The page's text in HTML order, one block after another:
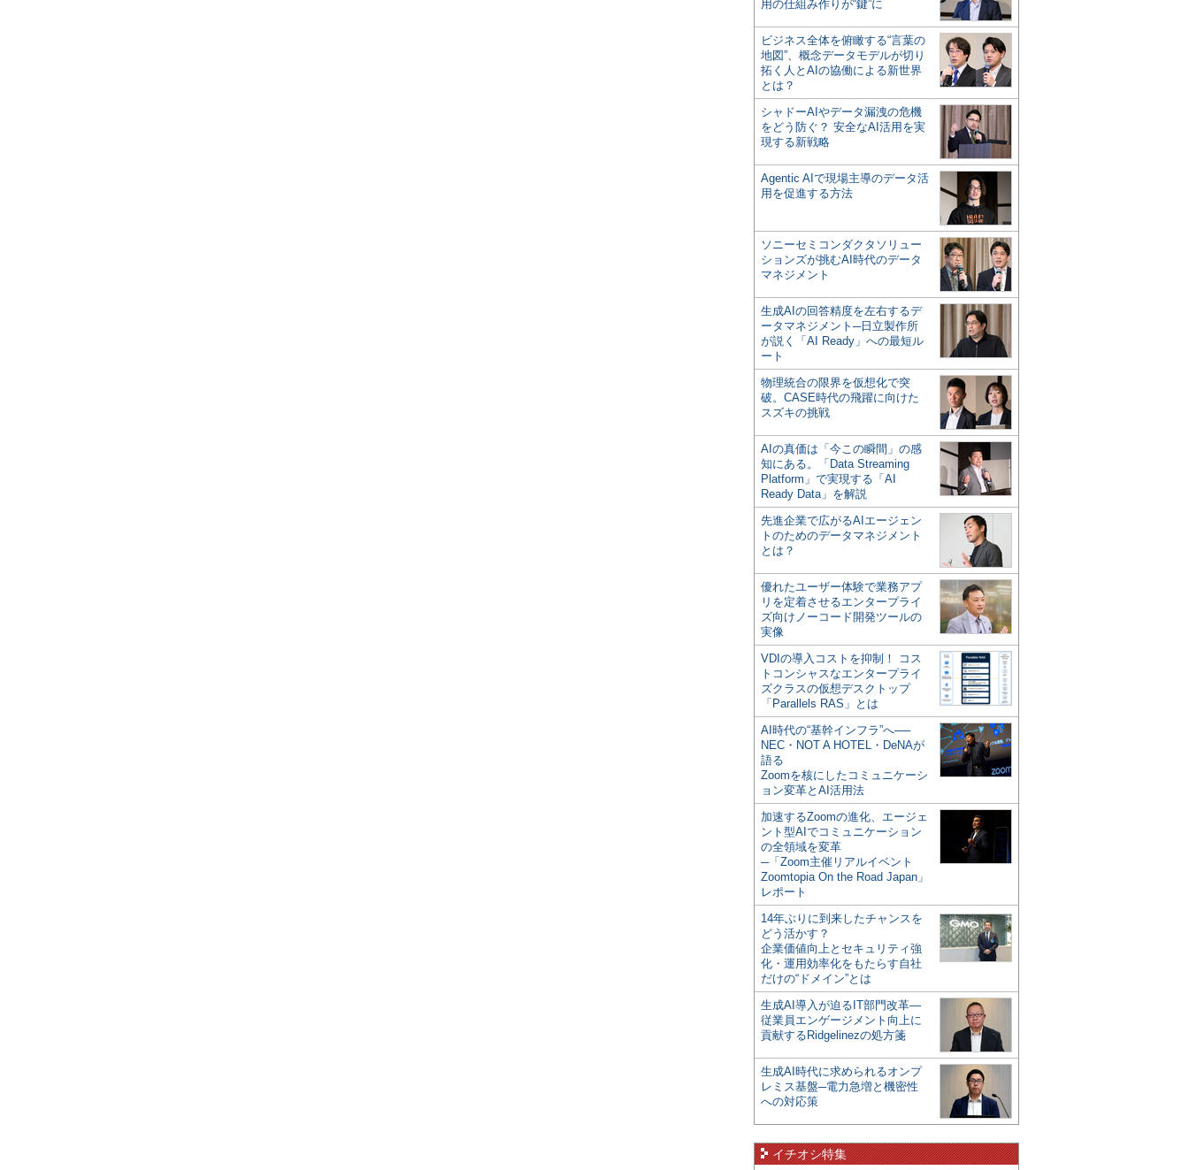
用の仕組み作りが“鍵”に
ビジネス全体を俯瞰する“言葉の
地図”、概念データモデルが切り
拓く人とAIの協働による新世界
とは？
シャドーAIやデータ漏洩の危機
をどう防ぐ？ 安全なAI活用を実
現する新戦略
Agentic AIで現場主導のデータ活
用を促進する方法
ソニーセミコンダクタソリュー
ションズが挑むAI時代のデータ
マネジメント
生成AIの回答精度を左右するデ
ータマネジメント─日立製作所
が説く「AI Ready」への最短ル
ート
物理統合の限界を仮想化で突
破。CASE時代の飛躍に向けた
スズキの挑戦
AIの真価は「今この瞬間」の感
知にある。「Data Streaming
Platform」で実現する「AI
Ready Data」を解説
先進企業で広がるAIエージェン
トのためのデータマネジメント
とは？
優れたユーザー体験で業務アプ
リを定着させるエンタープライ
ズ向けノーコード開発ツールの
実像
VDIの導入コストを抑制！ コス
トコンシャスなエンタープライ
ズクラスの仮想デスクトップ
「Parallels RAS」とは
AI時代の“基幹インフラ”へ──
NEC・NOT A HOTEL・DeNAが
語る
Zoomを核にしたコミュニケーシ
ョン変革とAI活用法
加速するZoomの進化、エージェ
ント型AIでコミュニケーション
の全領域を変革
─「Zoom主催リアルイベント
Zoomtopia On the Road Japan」
レポート
14年ぶりに到来したチャンスを
どう活かす？
企業価値向上とセキュリティ強
化・運用効率化をもたらす自社
だけの“ドメイン”とは
生成AI導入が迫るIT部門改革―
従業員エンゲージメント向上に
貢献するRidgelinezの処方箋
生成AI時代に求められるオンプ
レミス基盤─電力急増と機密性
への対応策
イチオシ特集